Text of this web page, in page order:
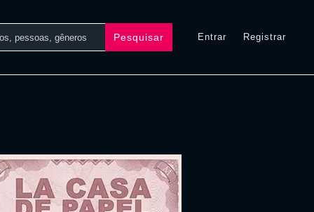
Pesquisar Entrar Registrar